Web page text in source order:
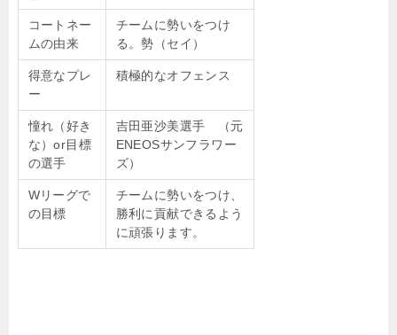
コートネー
ムの由来
チームに勢いをつけ
る。勢（セイ）
得意なプレ
ー
積極的なオフェンス
憧れ（好き
な）or目標
の選手
吉田亜沙美選手 （元
ENEOSサンフラワー
ズ）
Wリーグで
の目標
チームに勢いをつけ、
勝利に貢献できるよう
に頑張ります。